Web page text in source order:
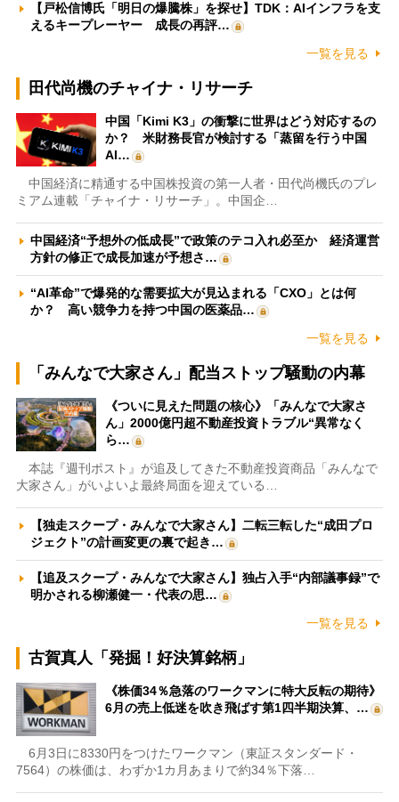
【戸松信博氏「明日の爆騰株」を探せ】TDK：AIインフラを支
えるキープレーヤー 成長の再評…
一覧を見る
田代尚機のチャイナ・リサーチ
中国「Kimi K3」の衝撃に世界はどう対応するの
か？ 米財務長官が検討する「蒸留を行う中国
AI…
中国経済に精通する中国株投資の第一人者・田代尚機氏のプレ
ミアム連載「チャイナ・リサーチ」。中国企…
中国経済“予想外の低成長”で政策のテコ入れ必至か 経済運営
方針の修正で成長加速が予想さ…
“AI革命”で爆発的な需要拡大が見込まれる「CXO」とは何
か？ 高い競争力を持つ中国の医薬品…
一覧を見る
「みんなで大家さん」配当ストップ騒動の内幕
《ついに見えた問題の核心》「みんなで大家さ
ん」2000億円超不動産投資トラブル“異常なく
ら…
本誌『週刊ポスト』が追及してきた不動産投資商品「みんなで
大家さん」がいよいよ最終局面を迎えている…
【独走スクープ・みんなで大家さん】二転三転した“成田プロ
ジェクト”の計画変更の裏で起き…
【追及スクープ・みんなで大家さん】独占入手“内部議事録”で
明かされる柳瀬健一・代表の思…
一覧を見る
古賀真人「発掘！好決算銘柄」
《株価34％急落のワークマンに特大反転の期待》
6月の売上低迷を吹き飛ばす第1四半期決算、…
6月3日に8330円をつけたワークマン（東証スタンダード・
7564）の株価は、わずか1カ月あまりで約34％下落…